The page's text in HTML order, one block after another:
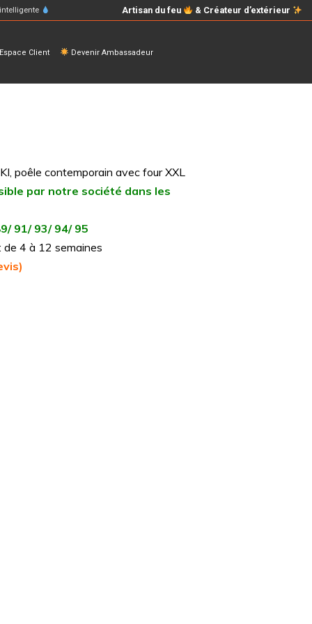
Artisan du feu & Créateur d’extérieur
Client Devenir Ambassadeur
poêle contemporain avec four XXL
par notre société dans les
91/ 93/ 94/ 95
de 4 à 12 semaines